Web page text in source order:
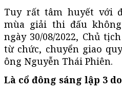
Tuy rất tâm huyết với
mùa giải thi đấu
ngày 30/08/2022, Chủ
từ chức, chuyển giao
ông Nguyễn Thái Phiên.
Là cổ đông sáng lập 3